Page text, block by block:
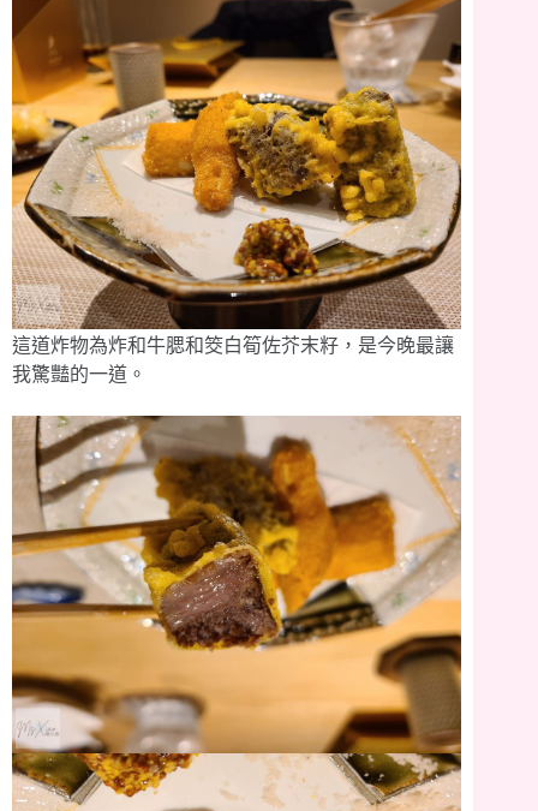
這道炸物為炸和牛腮和筊白筍佐芥末籽，是今晚最讓
我驚豔的一道。